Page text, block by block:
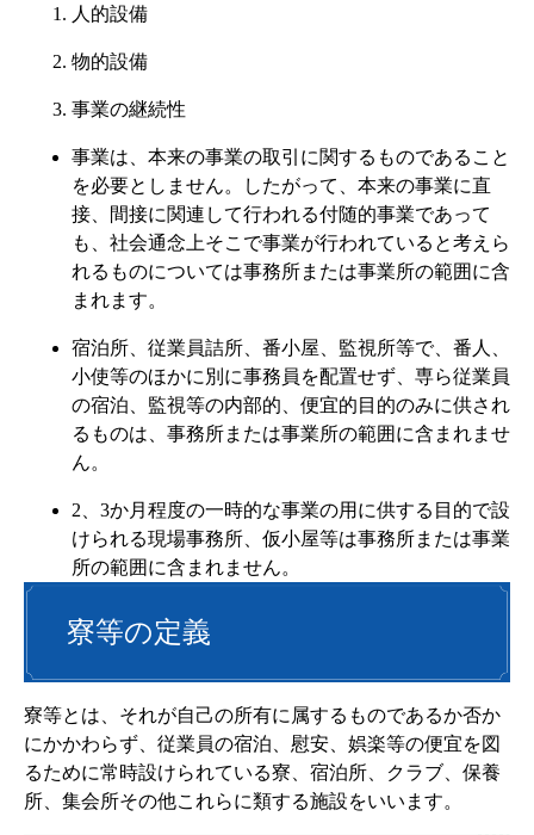
人的設備
物的設備
事業の継続性
事業は、本来の事業の取引に関するものであること
を必要としません。したがって、本来の事業に直
接、間接に関連して行われる付随的事業であって
も、社会通念上そこで事業が行われていると考えら
れるものについては事務所または事業所の範囲に含
まれます。
宿泊所、従業員詰所、番小屋、監視所等で、番人、
小使等のほかに別に事務員を配置せず、専ら従業員
の宿泊、監視等の内部的、便宜的目的のみに供され
るものは、事務所または事業所の範囲に含まれませ
ん。
2、3か月程度の一時的な事業の用に供する目的で設
けられる現場事務所、仮小屋等は事務所または事業
所の範囲に含まれません。
寮等の定義
寮等とは、それが自己の所有に属するものであるか否か
にかかわらず、従業員の宿泊、慰安、娯楽等の便宜を図
るために常時設けられている寮、宿泊所、クラブ、保養
所、集会所その他これらに類する施設をいいます。